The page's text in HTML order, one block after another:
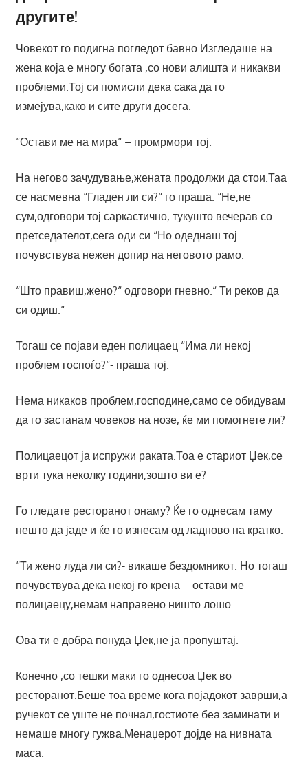
другите!
Човекот го подигна погледот бавно.Изгледаше на
жена која е многу богата ,со нови алишта и никакви
проблеми.Тој си помисли дека сака да го
измејува,како и сите други досега.
“Остави ме на мира“ – промрмори тој.
На негово зачудување,жената продолжи да стои.Таа
се насмевна “Гладен ли си?“ го праша. “Не,не
сум,одговори тој саркастично, тукушто вечерав со
претседателот,сега оди си.“Но одеднаш тој
почувствува нежен допир на неговото рамо.
“Што правиш,жено?“ одговори гневно.“ Ти реков да
си одиш.“
Тогаш се појави еден полицаец “Има ли некој
проблем госпоѓо?“- праша тој.
Нема никаков проблем,господине,само се обидувам
да го застанам човеков на нозе, ќе ми помогнете ли?
Полицаецот ја испружи раката.Тоа е стариот Џек,се
врти тука неколку години,зошто ви е?
Го гледате ресторанот онаму? Ќе го однесам таму
нешто да јаде и ќе го изнесам од ладново на кратко.
“Ти жено луда ли си?- викаше бездомникот. Но тогаш
почувствува дека некој го крена – остави ме
полицаецу,немам направено ништо лошо.
Ова ти е добра понуда Џек,не ја пропуштај.
Конечно ,со тешки маки го однесоа Џек во
ресторанот.Беше тоа време кога појадокот заврши,а
ручекот се уште не почнал,гостиоте беа заминати и
немаше многу гужва.Менаџерот дојде на нивната
маса.